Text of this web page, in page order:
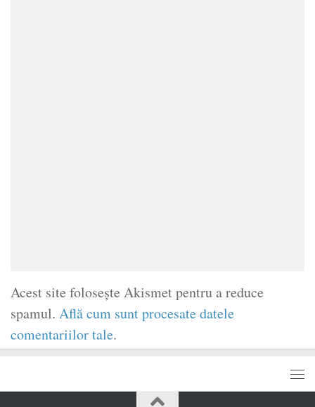
Acest site folosește Akismet pentru a reduce
spamul. Află cum sunt procesate datele
comentariilor tale.